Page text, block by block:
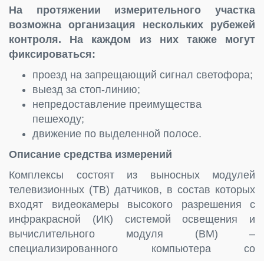
На протяжении измерительного участка
возможна организация нескольких рубежей
контроля. На каждом из них также могут
фиксироваться:
проезд на запрещающий сигнал светофора;
выезд за стоп-линию;
непредоставление преимущества
пешеходу;
движение по выделенной полосе.
Описание средства измерений
Комплексы состоят из выносных модулей
телевизионных (ТВ) датчиков, в состав которых
входят видеокамеры высокого разрешения с
инфракрасной (ИК) системой освещения и
вычислительного модуля (ВМ) –
специализированного компьютера со